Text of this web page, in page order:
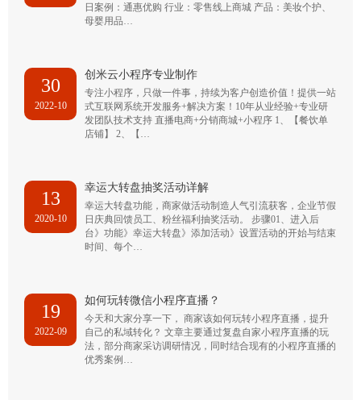
日案例：通惠优购 行业：零售线上商城 产品：美妆个护、
母婴用品…
30
2022-10
创米云小程序专业制作
专注小程序，只做一件事，持续为客户创造价值！提供一站
式互联网系统开发服务+解决方案！10年从业经验+专业研
发团队技术支持 直播电商+分销商城+小程序 1、【餐饮单
店铺】 2、【…
13
2020-10
幸运大转盘抽奖活动详解
幸运大转盘功能，商家做活动制造人气引流获客，企业节假
日庆典回馈员工、粉丝福利抽奖活动。 步骤01、进入后
台》功能》幸运大转盘》添加活动》设置活动的开始与结束
时间、每个…
19
2022-09
如何玩转微信小程序直播？
今天和大家分享一下， 商家该如何玩转小程序直播，提升
自己的私域转化？ 文章主要通过复盘自家小程序直播的玩
法，部分商家采访调研情况，同时结合现有的小程序直播的
优秀案例…